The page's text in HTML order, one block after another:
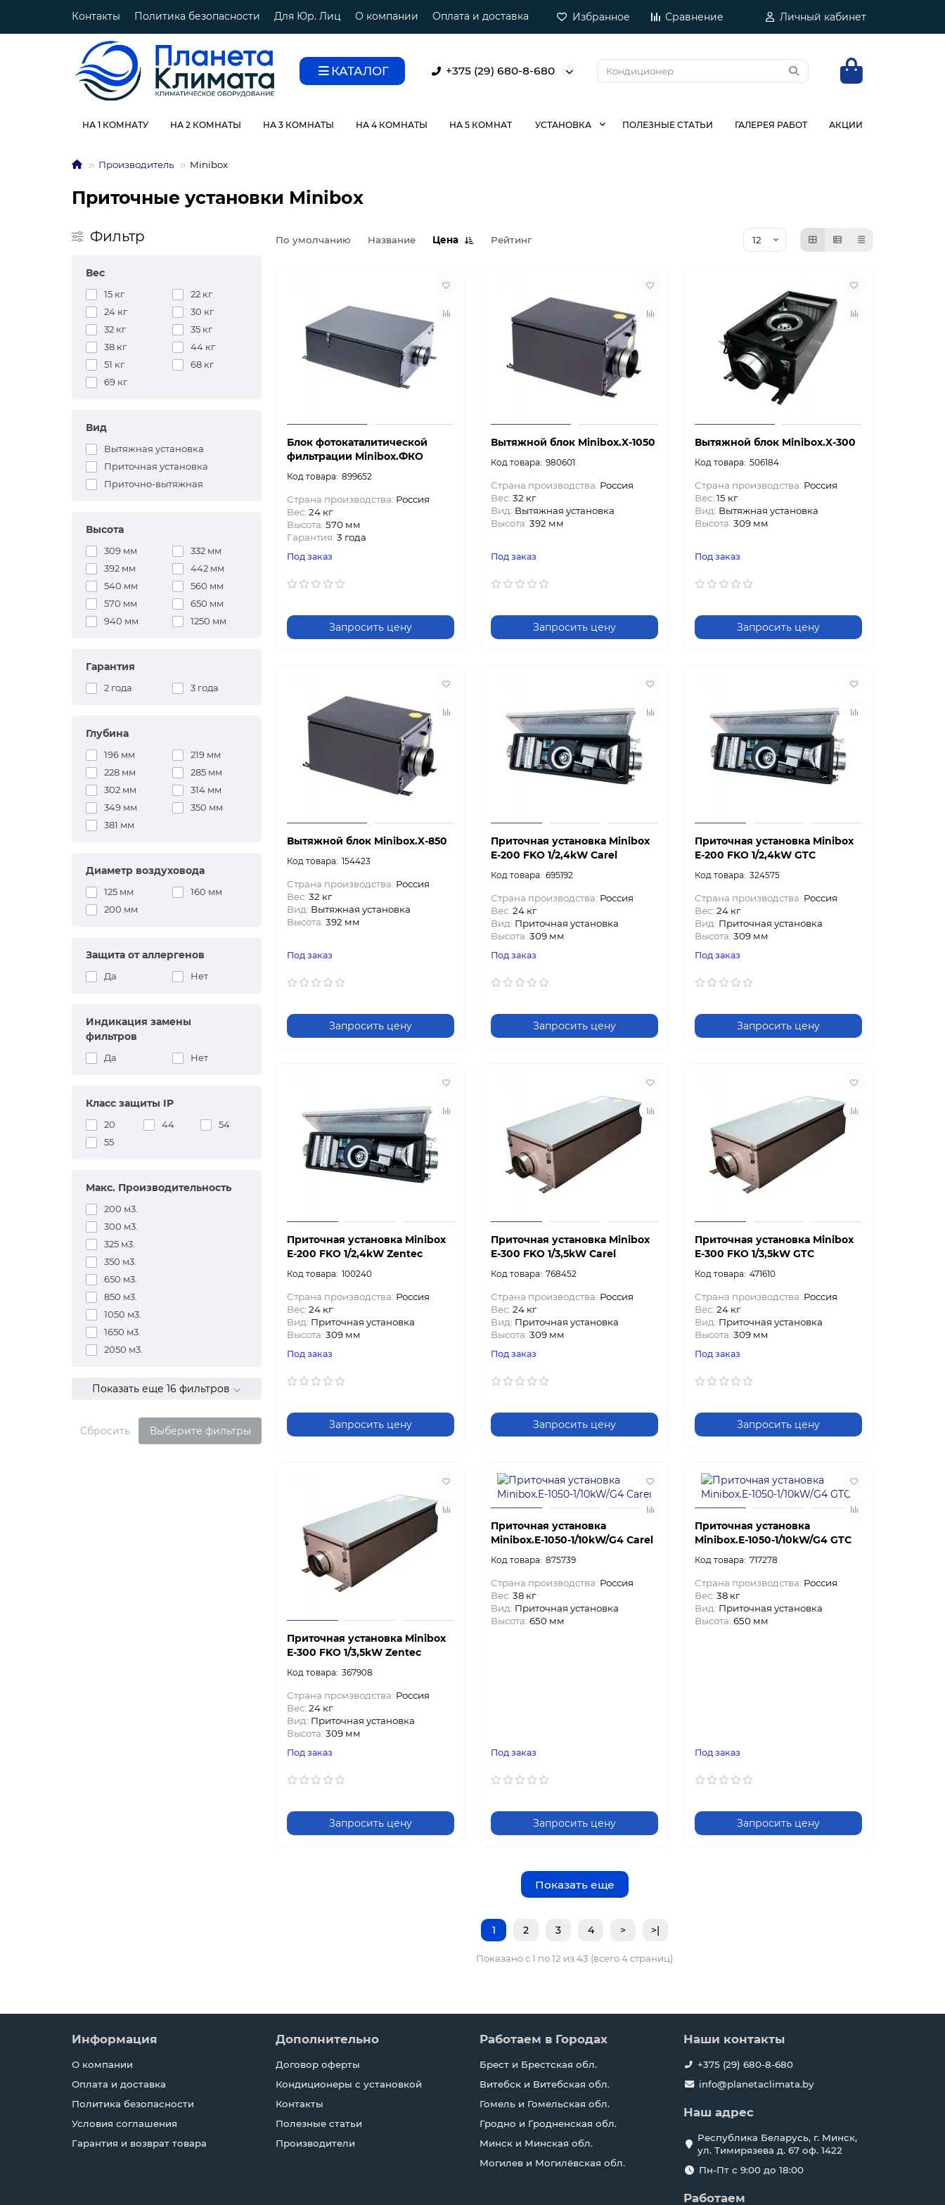
Контакты Политика безопасности Для Юр. Лиц О компании Оплата и доставка Избранное Сравнение Личный кабинет
КАТАЛОГ +375 (29) 680-8-680
НА 1 КОМНАТУ НА 2 КОМНАТЫ НА 3 КОМНАТЫ НА 4 КОМНАТЫ НА 5 КОМНАТ УСТАНОВКА ПОЛЕЗНЫЕ СТАТЬИ ГАЛЕРЕЯ РАБОТ АКЦИИ
Производитель Minibox
Приточные установки Minibox
Фильтр
Вес
15 кг
22 кг
24 кг
30 кг
32 кг
35 кг
38 кг
44 кг
51 кг
68 кг
69 кг
Вид
Вытяжная установка
Приточная установка
Приточно-вытяжная
Высота
309 мм
332 мм
392 мм
442 мм
540 мм
560 мм
570 мм
650 мм
940 мм
1250 мм
Гарантия
2 года 3 года
Глубина
196 мм
219 мм
228 мм
285 мм
302 мм
314 мм
349 мм
350 мм
381 мм
Диаметр воздуховода
125 мм
160 мм
200 мм
Защита от аллергенов
Да Нет
Индикация замены
фильтров
Да Нет
Класс защиты IP
20 44
54
55
Макс. Производительность
200 м3.
300 м3.
325 м3.
350 м3.
650 м3.
850 м3.
1050 м3.
1650 м3.
2050 м3.
Показать еще 16 фильтров
Сбросить Выберите фильтры
По умолчанию Название Цена Рейтинг
Блок фотокаталитической
фильтрации Minibox.ФКО
899652
Страна производства: Россия
Вес: 24 кг
Высота: 570 мм
Гарантия: 3 года
Под заказ
Запросить цену
Вытяжной блок Minibox.X-1050
980601
Страна производства: Россия
Вес: 32 кг
Вид: Вытяжная установка
Высота: 392 мм
Под заказ
Запросить цену
Вытяжной блок Minibox.X-300
506184
Страна производства: Россия
Вес: 15 кг
Вид: Вытяжная установка
Высота: 309 мм
Под заказ
Запросить цену
Вытяжной блок Minibox.X-850
154423
Страна производства: Россия
Вес: 32 кг
Вид: Вытяжная установка
Высота: 392 мм
Под заказ
Запросить цену
Приточная установка Minibox
E-200 FKO 1/2,4kW Carel
695192
Страна производства: Россия
Вес: 24 кг
Вид: Приточная установка
Высота: 309 мм
Под заказ
Запросить цену
Приточная установка Minibox
E-200 FKO 1/2,4kW GTC
324575
Страна производства: Россия
Вес: 24 кг
Вид: Приточная установка
Высота: 309 мм
Под заказ
Запросить цену
Приточная установка Minibox
E-200 FKO 1/2,4kW Zentec
100240
Страна производства: Россия
Вес: 24 кг
Вид: Приточная установка
Высота: 309 мм
Под заказ
Запросить цену
Приточная установка Minibox
E-300 FKO 1/3,5kW Carel
768452
Страна производства: Россия
Вес: 24 кг
Вид: Приточная установка
Высота: 309 мм
Под заказ
Запросить цену
Приточная установка Minibox
E-300 FKO 1/3,5kW GTC
471610
Страна производства: Россия
Вес: 24 кг
Вид: Приточная установка
Высота: 309 мм
Под заказ
Запросить цену
Приточная установка Minibox
E-300 FKO 1/3,5kW Zentec
367908
Страна производства: Россия
Вес: 24 кг
Вид: Приточная установка
Высота: 309 мм
Под заказ
Запросить цену
Приточная установка
Minibox.E-1050-1/10kW/G4 Carel
875739
Страна производства: Россия
Вес: 38 кг
Вид: Приточная установка
Высота: 650 мм
Под заказ
Запросить цену
Приточная установка
Minibox.E-1050-1/10kW/G4 GTC
717278
Страна производства: Россия
Вес: 38 кг
Вид: Приточная установка
Высота: 650 мм
Под заказ
Запросить цену
Показать еще
1 2 3 4 > >|
Показано с 1 по 12 из 43 (всего 4 страниц)
Информация
О компании
Оплата и доставка
Политика безопасности
Условия соглашения
Гарантия и возврат товара
Дополнительно
Договор оферты
Кондиционеры с установкой
Контакты
Полезные статьи
Производители
Работаем в Городах
Брест и Брестская обл.
Витебск и Витебская обл.
Гомель и Гомельская обл.
Гродно и Гродненская обл.
Минск и Минская обл.
Могилев и Могилёвская обл.
Наши контакты
+375 (29) 680-8-680
info@planetaclimata.by
Наш адрес
Республика Беларусь, г. Минск,
ул. Тимирязева д. 67 оф. 1422
Пн-Пт с 9:00 до 18:00
Работаем